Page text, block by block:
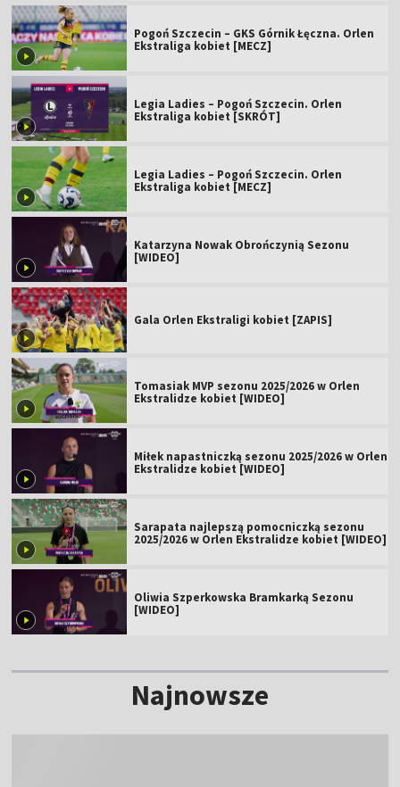
Pogoń Szczecin – GKS Górnik Łęczna. Orlen
Ekstraliga kobiet [MECZ]
Legia Ladies – Pogoń Szczecin. Orlen
Ekstraliga kobiet [SKRÓT]
Legia Ladies – Pogoń Szczecin. Orlen
Ekstraliga kobiet [MECZ]
Katarzyna Nowak Obrończynią Sezonu
[WIDEO]
Gala Orlen Ekstraligi kobiet [ZAPIS]
Tomasiak MVP sezonu 2025/2026 w Orlen
Ekstralidze kobiet [WIDEO]
Miłek napastniczką sezonu 2025/2026 w Orlen
Ekstralidze kobiet [WIDEO]
Sarapata najlepszą pomocniczką sezonu
2025/2026 w Orlen Ekstralidze kobiet [WIDEO]
Oliwia Szperkowska Bramkarką Sezonu
[WIDEO]
Najnowsze